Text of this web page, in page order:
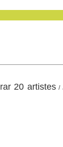
20 artistes /